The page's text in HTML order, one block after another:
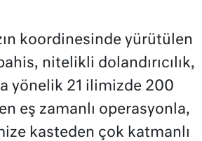
koordinesinde yürütülen
nitelikli dolandırıcılık,
yönelik 21 ilimizde 200
eş zamanlı operasyonla,
kasteden çok katmanlı